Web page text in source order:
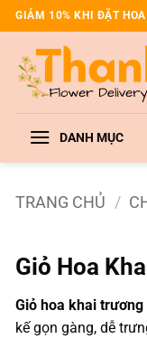
Bỏ
qua
dung
GIẢM 10% KHI ĐẶT
DANH MỤC
TRANG CHỦ /
Giỏ Hoa
Giỏ hoa khai trương
kế gọn gàng, dễ